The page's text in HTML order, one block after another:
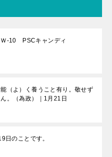
-10 PSCキャンディ
（よ）く養うこと有り。敬せず
。（為政）｜1月21日
日のことです。